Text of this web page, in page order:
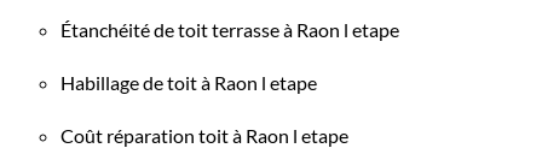
Étanchéité de toit terrasse à Raon l etape
Habillage de toit à Raon l etape
Coût réparation toit à Raon l etape